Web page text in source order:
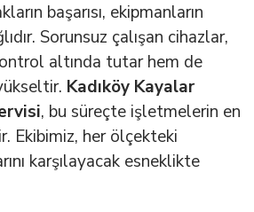
başarısı, ekipmanların
Sorunsuz çalışan cihazlar,
altında tutar hem de
Kadıköy Kayalar
, bu süreçte işletmelerin en
Ekibimiz, her ölçekteki
karşılayacak esneklikte